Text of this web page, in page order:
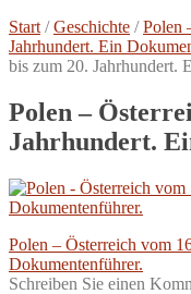
Start /Geschichte /Polen
Jahrhundert. Ein
bis zum 20. Jahrhundert.
Polen –
Jahrhundert.
Vorheriger
Beitrag:
Polen – Österreich vom
Dokumentenführer.
Schreiben Sie einen